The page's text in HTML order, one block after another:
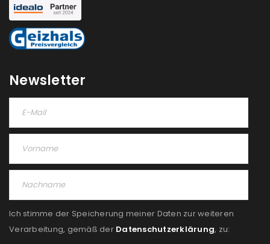
Newsletter
Ich stimme der Speicherung meiner Daten zur weiteren
Verarbeitung, gemäß der Datenschutzerklärung, zu: